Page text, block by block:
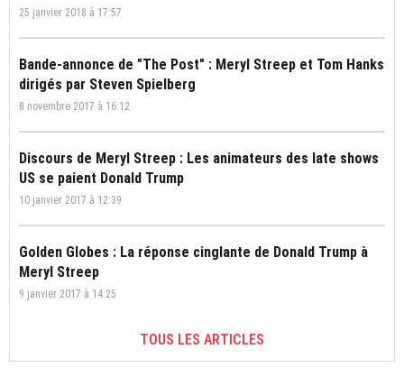
25 janvier 2018 à 17:57
Bande-annonce de "The Post" : Meryl Streep et Tom Hanks
dirigés par Steven Spielberg
8 novembre 2017 à 16:12
Discours de Meryl Streep : Les animateurs des late shows
US se paient Donald Trump
10 janvier 2017 à 12:39
Golden Globes : La réponse cinglante de Donald Trump à
Meryl Streep
9 janvier 2017 à 14:25
TOUS LES ARTICLES